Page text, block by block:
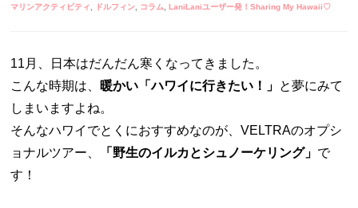
マリンアクティビティ
ドルフィン コラム LaniLaniユーザー発！Sharing My Hawaii♡
11月、日本はだんだん寒くなってきました。
こんな時期は、 暖かい「ハワイに行きたい！」 と夢にみて
しまいますよね。
そんなハワイでとくにおすすめなのが、VELTRAのオプシ
ョナルツアー、
「野生のイルカとシュノーケリング」 で
す！